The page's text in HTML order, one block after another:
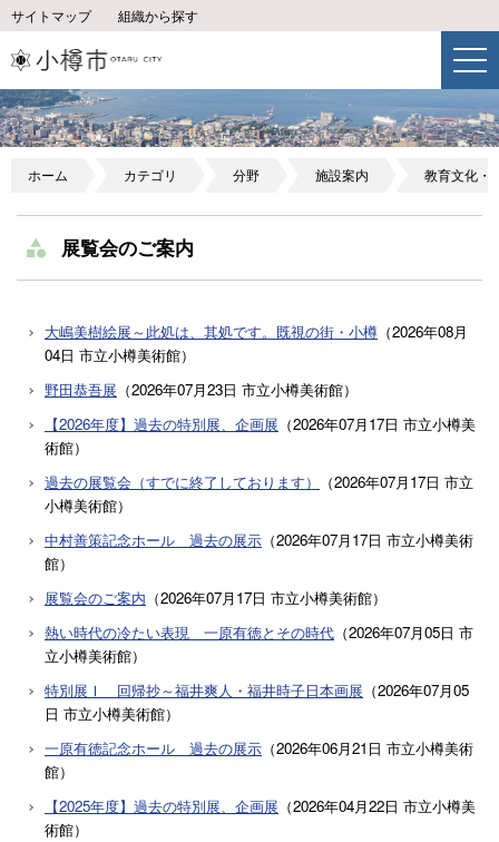
サイトマップ 組織から探す
ホーム カテゴリ 分野 施設案内 教育文化・
展覧会のご案内
大嶋美樹絵展～此処は、其処です。既視の街・小樽 （2026年08月
04日 市立小樽美術館）
野田恭吾展 （2026年07月23日 市立小樽美術館）
【2026年度】過去の特別展、企画展 （2026年07月17日 市立小樽美
術館）
過去の展覧会（すでに終了しております）
（2026年07月17日 市立
小樽美術館）
中村善策記念ホール 過去の展示 （2026年07月17日 市立小樽美術
館）
展覧会のご案内 （2026年07月17日 市立小樽美術館）
熱い時代の冷たい表現 一原有徳とその時代 （2026年07月05日 市
立小樽美術館）
特別展Ⅰ 回帰抄～福井爽人・福井時子日本画展 （2026年07月05
日 市立小樽美術館）
一原有徳記念ホール 過去の展示 （2026年06月21日 市立小樽美術
館）
【2025年度】過去の特別展、企画展 （2026年04月22日 市立小樽美
術館）